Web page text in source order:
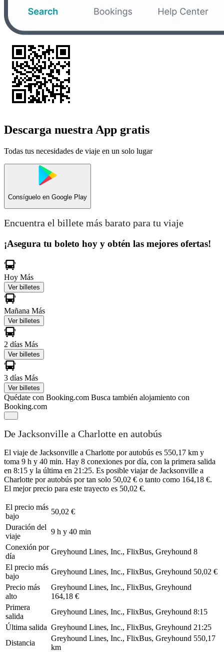
Descarga nuestra App gratis
Todas tus necesidades de viaje en un solo lugar
Consíguelo en Google Play
Encuentra el billete más barato para tu viaje
¡Asegura tu boleto hoy y obtén las mejores ofertas!
Hoy Más
Ver billetes
Mañana Más
Ver billetes
2 días Más
Ver billetes
3 días Más
Ver billetes
Quédate con Booking.com Busca también alojamiento con
Booking.com
De Jacksonville a Charlotte en autobús
El viaje de Jacksonville a Charlotte por autobús es 550,17 km y
toma 9 h y 40 min. Hay 8 conexiones por día, con la primera salida
en 8:15 y la última en 21:25. Es posible viajar de Jacksonville a
Charlotte por autobús por tan solo 50,02 € o tanto como 164,18 €.
El mejor precio para este trayecto es 50,02 €.
El precio más
bajo
50,02 €
Duración del
viaje
9 h y 40 min
Conexión por
día
Greyhound Lines, Inc., FlixBus, Greyhound 8
El precio más
bajo
Greyhound Lines, Inc., FlixBus, Greyhound 50,02 €
Precio más
alto
Greyhound Lines, Inc., FlixBus, Greyhound
164,18 €
Primera
salida
Greyhound Lines, Inc., FlixBus, Greyhound 8:15
Última salida Greyhound Lines, Inc., FlixBus, Greyhound 21:25
Distancia
Greyhound Lines, Inc., FlixBus, Greyhound 550,17
km